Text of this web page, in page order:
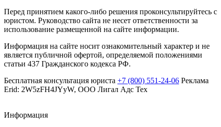
Перед принятием какого-либо решения проконсультируйтесь с
юристом. Руководство сайта не несет ответственности за
использование размещенной на сайте информации.
Информация на сайте носит ознакомительный характер и не
является публичной офертой, определяемой положениями
статьи 437 Гражданского кодекса РФ.
Бесплатная консультация юриста +7 (800) 551-24-06 Реклама
Erid: 2W5zFH4JYyW, ООО Лигал Адс Тех
Информация